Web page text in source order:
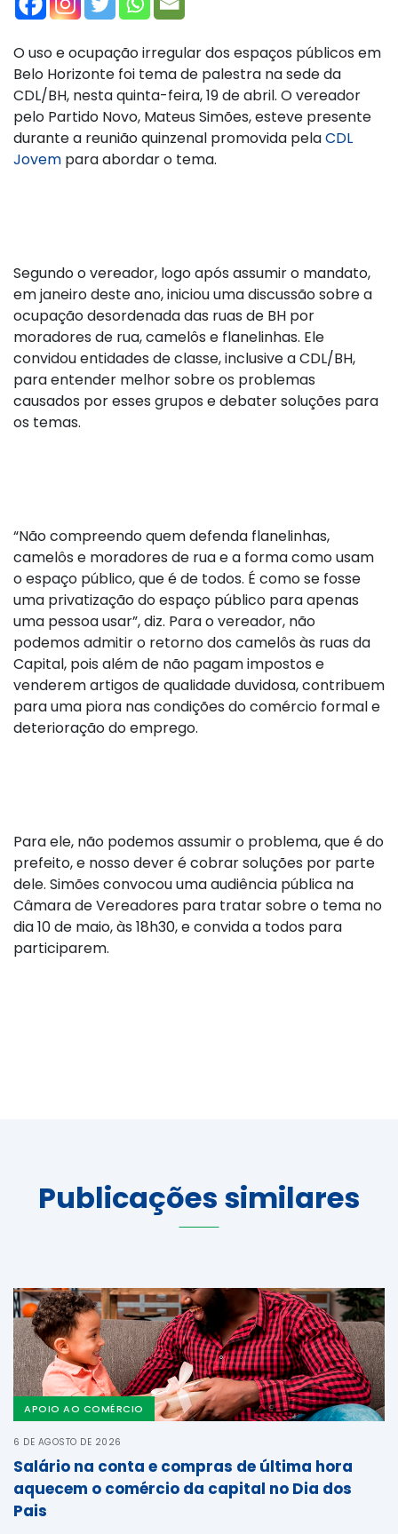
O uso e ocupação irregular dos espaços públicos em
Belo Horizonte foi tema de palestra na sede da
CDL/BH, nesta quinta-feira, 19 de abril. O vereador
pelo Partido Novo, Mateus Simões, esteve presente
durante a reunião quinzenal promovida pelaCDL
Jovem para abordar o tema.
Segundo o vereador, logo após assumir o mandato,
em janeiro deste ano, iniciou uma discussão sobre a
ocupação desordenada das ruas de BH por
moradores de rua, camelôs e flanelinhas. Ele
convidou entidades de classe, inclusive a CDL/BH,
para entender melhor sobre os problemas
causados por esses grupos e debater soluções para
os temas.
“Não compreendo quem defenda flanelinhas,
camelôs e moradores de rua e a forma como usam
o espaço público, que é de todos. É como se fosse
uma privatização do espaço público para apenas
uma pessoa usar”, diz. Para o vereador, não
podemos admitir o retorno dos camelôs às ruas da
Capital, pois além de não pagam impostos e
venderem artigos de qualidade duvidosa, contribuem
para uma piora nas condições do comércio formal e
deterioração do emprego.
Para ele, não podemos assumir o problema, que é do
prefeito, e nosso dever é cobrar soluções por parte
dele. Simões convocou uma audiência pública na
Câmara de Vereadores para tratar sobre o tema no
dia 10 de maio, às 18h30, e convida a todos para
participarem.
Publicações similares
APOIO AO COMÉRCIO
6 DE AGOSTO DE 2026
Salário na conta e compras de última hora
aquecem o comércio da capital no Dia dos
Pais